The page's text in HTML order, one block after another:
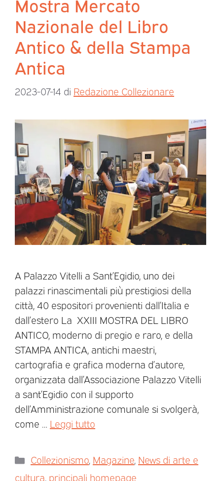
Nazionale del Libro
Antico & della Stampa
Antica
2023-07-14 di Redazione Collezionare
A Palazzo Vitelli a Sant’Egidio, uno dei
palazzi rinascimentali più prestigiosi della
città, 40 espositori provenienti dall’Italia e
dall’estero La XXIII MOSTRA DEL LIBRO
ANTICO, moderno di pregio e raro, e della
STAMPA ANTICA, antichi maestri,
cartografia e grafica moderna d’autore,
organizzata dall’Associazione Palazzo Vitelli
a sant’Egidio con il supporto
dell’Amministrazione comunale si svolgerà,
come … Leggi tutto
Collezionismo Magazine News di arte e
cultura principali homepage